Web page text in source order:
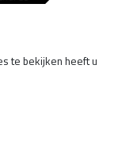
te bekijken heeft u